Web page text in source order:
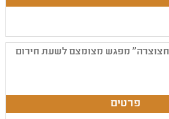
מפגש מצומצם לשעת חירום